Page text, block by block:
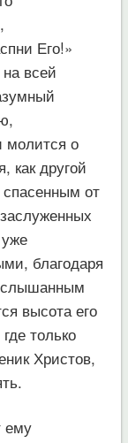
Его!»
всей
молится о
как другой
от
благодаря
высота его
только
Христов,
ему